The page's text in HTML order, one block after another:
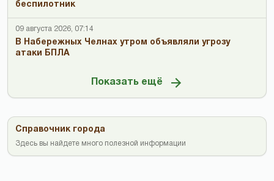
беспилотник
09 августа 2026, 07:14
В Набережных Челнах утром объявляли угрозу
атаки БПЛА
Показать ещё
Справочник города
Здесь вы найдете много полезной информации